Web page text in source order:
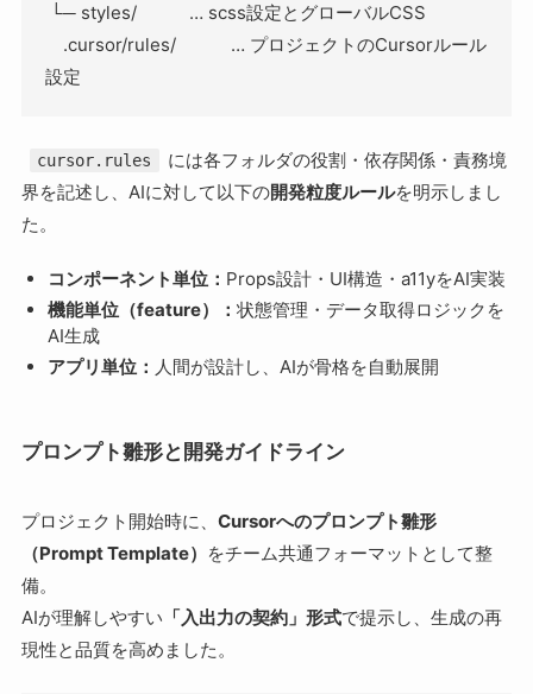
└─ styles/           … scss設定とグローバルCSS
.cursor/rules/    　　… プロジェクトのCursorルール
設定
cursor.rules
には各フォルダの役割・依存関係・責務境
界を記述し、AIに対して以下の開発粒度ルールを明示しまし
た。
コンポーネント単位： Props設計・UI構造・a11yをAI実装
機能単位（feature）：状態管理・データ取得ロジックを
AI生成
アプリ単位： 人間が設計し、AIが骨格を自動展開
プロンプト雛形と開発ガイドライン
プロジェクト開始時に、 Cursorへのプロンプト雛形
（Prompt Template） をチーム共通フォーマットとして整
備。
AIが理解しやすい 「入出力の契約」形式で提示し、生成の再
現性と品質を高めました。